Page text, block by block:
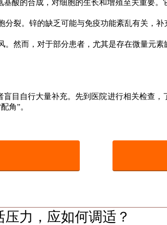
的合成，对细胞的生长和增殖至关重要。
。锌的缺乏可能与免疫功能紊乱有关，补
而，对于部分患者，尤其是存在微量元素
自行大量补充。先到医院进行相关检查，
角”。
力，应如何调适？